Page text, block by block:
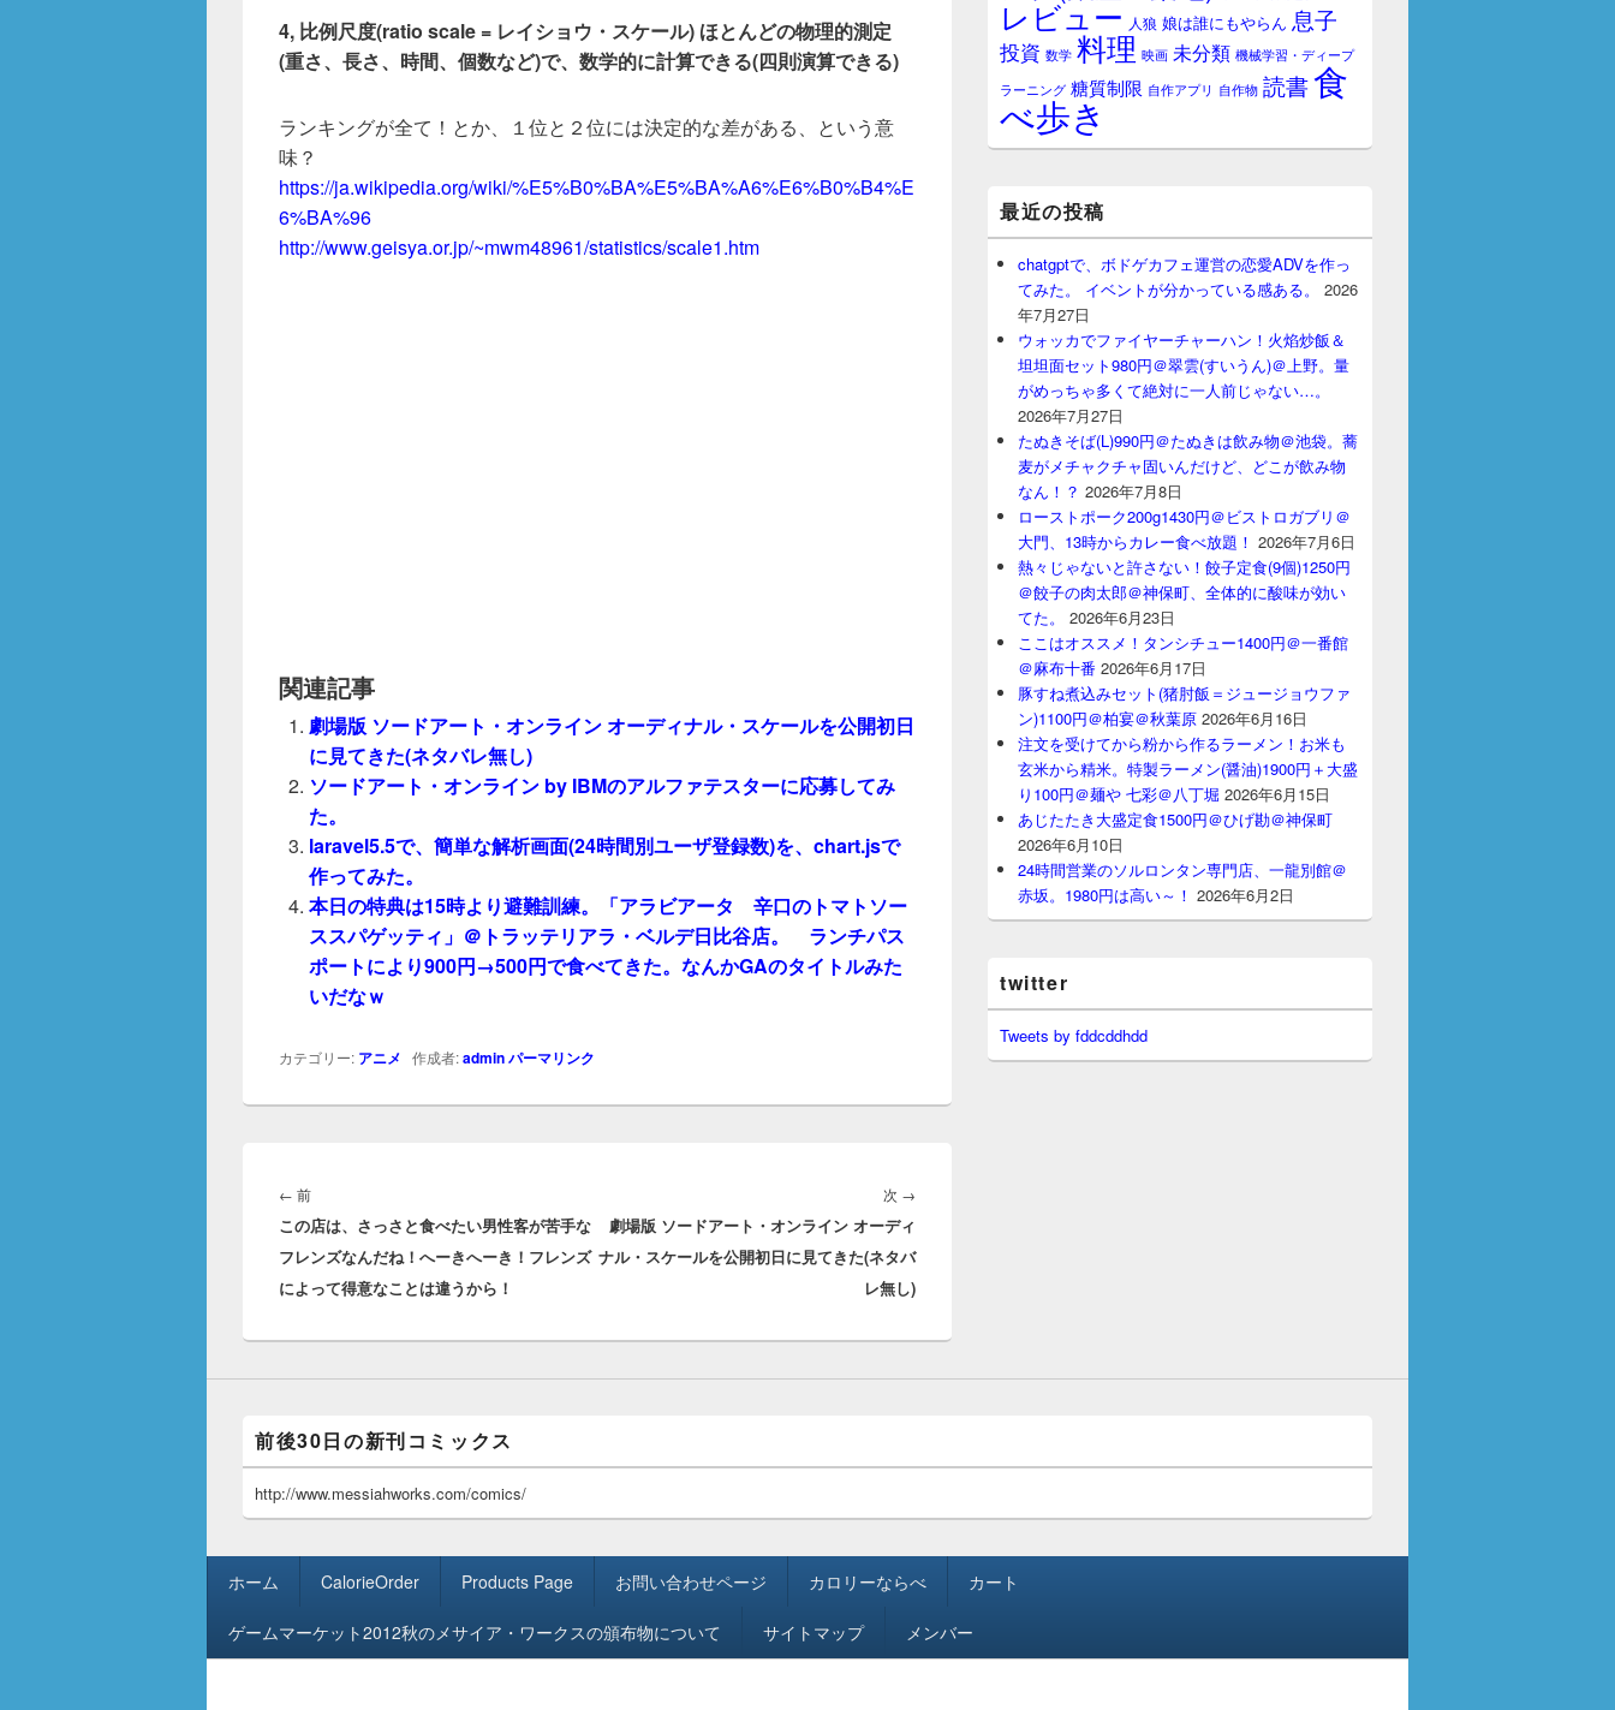
4, 比例尺度(ratio scale = レイショウ・スケール) ほとんどの物理的測定
(重さ、長さ、時間、個数など)で、数学的に計算できる(四則演算できる)
ランキングが全て！とか、１位と２位には決定的な差がある、という意
味？
https://ja.wikipedia.org/wiki/%E5%B0%BA%E5%BA%A6%E6%B0%B4%E
6%BA%96
http://www.geisya.or.jp/~mwm48961/statistics/scale1.htm
関連記事
劇場版 ソードアート・オンライン オーディナル・スケールを公開初日
に見てきた(ネタバレ無し)
ソードアート・オンライン by IBMのアルファテスターに応募してみ
た。
laravel5.5で、簡単な解析画面(24時間別ユーザ登録数)を、chart.jsで
作ってみた。
本日の特典は15時より避難訓練。「アラビアータ 辛口のトマトソー
ススパゲッティ」＠トラッテリアラ・ベルデ日比谷店。 ランチパス
ポートにより900円→500円で食べてきた。なんかGAのタイトルみた
いだなｗ
カテゴリー: アニメ 作成者:adminパーマリンク
稿
ナ
ビ
ゲ
ー
ョ
ン
← 前前
の
投
稿:
この店は、さっさと食べたい男性客が苦手な
フレンズなんだね！へーきへーき！フレンズ
によって得意なことは違うから！
次 →
投
稿:
劇場版 ソードアート・オンライン オーディ
ナル・スケールを公開初日に見てきた(ネタバ
レ無し)
レビュー 人狼 娘は誰にもやらん 息子
投資 数学 料理 映画 未分類 機械学習・ディープ
ラーニング 糖質制限 自作アプリ 自作物 読書食
べ歩き
最近の投稿
chatgptで、ボドゲカフェ運営の恋愛ADVを作っ
てみた。 イベントが分かっている感ある。
2026
年7月27日
ウォッカでファイヤーチャーハン！火焰炒飯＆
坦坦面セット980円＠翠雲(すいうん)＠上野。量
がめっちゃ多くて絶対に一人前じゃない…。
2026年7月27日
たぬきそば(L)990円＠たぬきは飲み物＠池袋。蕎
麦がメチャクチャ固いんだけど、どこが飲み物
なん！？ 2026年7月8日
ローストポーク200g1430円＠ビストロガブリ＠
大門、13時からカレー食べ放題！ 2026年7月6日
熱々じゃないと許さない！餃子定食(9個)1250円
＠餃子の肉太郎＠神保町、全体的に酸味が効い
てた。
2026年6月23日
ここはオススメ！タンシチュー1400円＠一番館
＠麻布十番 2026年6月17日
豚すね煮込みセット(猪肘飯＝ジュージョウファ
ン)1100円＠柏宴＠秋葉原 2026年6月16日
注文を受けてから粉から作るラーメン！お米も
玄米から精米。特製ラーメン(醤油)1900円＋大盛
り100円＠麺や 七彩＠八丁堀 2026年6月15日
あじたたき大盛定食1500円＠ひげ勘＠神保町
2026年6月10日
24時間営業のソルロンタン専門店、一龍別館＠
赤坂。1980円は高い～！ 2026年6月2日
twitter
Tweets by fddcddhdd
前後30日の新刊コミックス
http://www.messiahworks.com/comics/
ホーム CalorieOrder Products Page お問い合わせページ カロリーならべ カート
ゲームマーケット2012秋のメサイア・ワークスの頒布物について サイトマップ メンバー